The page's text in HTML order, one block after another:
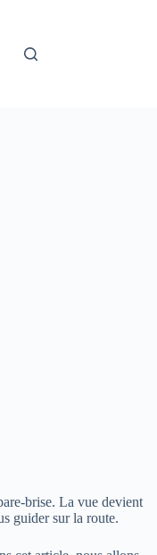
brise. La vue devient
guider sur la route.